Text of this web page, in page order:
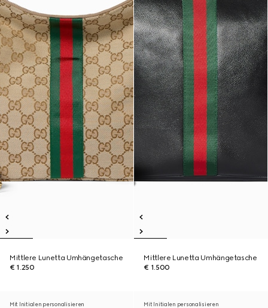
Mittlere Lunetta Umhängetasche
€ 1.250
Mittlere Lunetta Umhängetasche
€ 1.500
Mit Initialen personalisieren Mit Initialen personalisieren